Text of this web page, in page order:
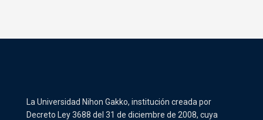
La Universidad Nihon Gakko, institución creada por
Decreto Ley 3688 del 31 de diciembre de 2008, cuya